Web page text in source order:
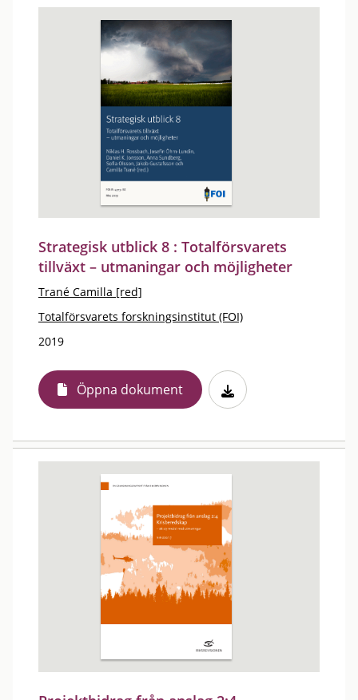
Strategisk utblick 8 : Totalförsvarets
tillväxt – utmaningar och möjligheter
Trané Camilla [red]
Totalförsvarets forskningsinstitut (FOI)
2019
Öppna dokument